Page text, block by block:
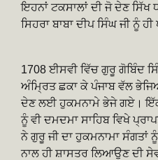
ਇਹਨਾਂ ਟਕਸਾਲਾਂ ਦੀ ਜੋ ਦੇਣ
ਸਿਹਰਾ ਬਾਬਾ ਦੀਪ ਸਿੰਘ ਜੀ ਨੂੰ
1708 ਈਸਵੀ ਵਿੱਚ ਗੁਰੂ ਗੋਬਿੰਦ
ਅੰਮ੍ਰਿਤ ਛਕਾ ਕੇ ਪੰਜਾਬ ਵੱਲ
ਦੇਣ ਲਈ ਹੁਕਮਨਾਮੇ ਭੇਜੇ ਗਏ। ਇੱਕ
ਨੂੰ ਵੀ ਦਮਦਮਾ ਸਾਹਿਬ ਵਿਖੇ
ਨੇ ਗੁਰੂ ਜੀ ਦਾ ਹੁਕਮਨਾਮਾ
ਨਾਲ ਹੀ ਸ਼ਾਸਤਰ ਲਿਆਉਣ ਦੀ